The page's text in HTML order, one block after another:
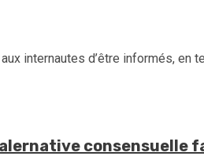
internautes d’être informés, en
consensuelle